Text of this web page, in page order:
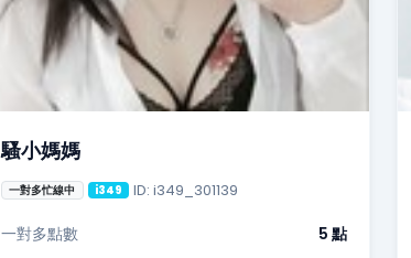
騷小媽媽
一對多忙線中 i349 ID: i349_301139
一對多點數
5 點